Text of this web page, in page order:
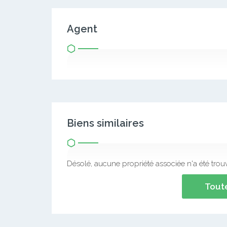
Agent
Biens similaires
Désolé, aucune propriété associée n'a été